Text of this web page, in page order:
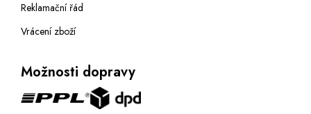
Reklamační řád
Vrácení zboží
Možnosti dopravy